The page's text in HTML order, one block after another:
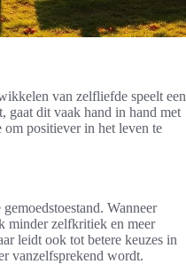
van zelfliefde speelt een
gaat dit vaak hand in hand met
positiever in het leven te
Wanneer
minder zelfkritiek en meer
leidt ook tot betere keuzes in
vanzelfsprekend wordt.